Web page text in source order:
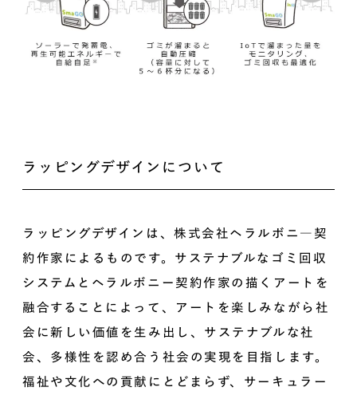
ラッピングデザインについて
ラッピングデザインは、株式会社ヘラルボニ―契
約作家によるものです。サステナブルなゴミ回収
システムとヘラルボニー契約作家の描くアートを
融合することによって、アートを楽しみながら社
会に新しい価値を生み出し、サステナブルな社
会、多様性を認め合う社会の実現を目指します。
福祉や文化への貢献にとどまらず、サーキュラー